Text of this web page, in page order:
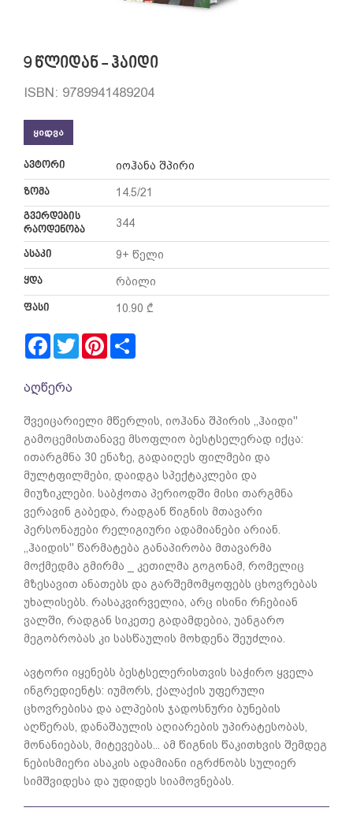
9 წლიდან - ჰაიდი
ISBN: 9789941489204
ᲧᲘᲓᲕᲐ
ავტორი იოჰანა შპირი
ზომა
14.5/21
გვერდების
რაოდენობა
344
ასაკი 9+ წელი
ყდა რბილი
ფასი 10.90 ₾
Facebook
TwitterPinterest
აღწერა
შვეიცარიელი მწერლის, იოჰანა შპირის ,,ჰაიდი''
გამოცემისთანავე მსოფლიო ბესტსელერად იქცა:
ითარგმნა 30 ენაზე, გადაიღეს ფილმები და
მულტფილმები, დაიდგა სპექტაკლები და
მიუზიკლები. საბჭოთა პერიოდში მისი თარგმნა
ვერავინ გაბედა, რადგან წიგნის მთავარი
პერსონაჟები რელიგიური ადამიანები არიან.
,,ჰაიდის'' წარმატება განაპირობა მთავარმა
მოქმედმა გმირმა _ კეთილმა გოგონამ, რომელიც
მზესავით ანათებს და გარშემომყოფებს ცხოვრებას
უხალისებს. რასაკვირველია, არც ისინი რჩებიან
ვალში, რადგან სიკეთე გადამდებია, უანგარო
მეგობრობას კი სასწაულის მოხდენა შეუძლია.
ავტორი იყენებს ბესტსელერისთვის საჭირო ყველა
ინგრედიენტს: იუმორს, ქალაქის უფერული
ცხოვრებისა და ალპების ჯადოსნური ბუნების
აღწერას, დანაშაულის აღიარების უპირატესობას,
მონანიებას, მიტევებას... ამ წიგნის წაკითხვის შემდეგ
ნებისმიერი ასაკის ადამიანი იგრძნობს სულიერ
სიმშვიდესა და უდიდეს სიამოვნებას.